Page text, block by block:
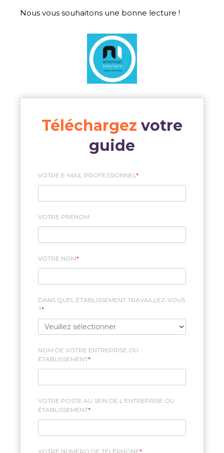
Nous vous souhaitons une bonne lecture !
Téléchargez votre
guide
VOTRE E-MAIL PROFESSIONNEL*
VOTRE PRÉNOM
VOTRE NOM*
DANS QUEL ÉTABLISSEMENT TRAVAILLEZ-VOUS
?*
NOM DE VOTRE ENTREPRISE OU
ÉTABLISSEMENT*
VOTRE POSTE AU SEIN DE L'ENTREPRISE OU
ÉTABLISSEMENT*
VOTRE NUMÉRO DE TÉLÉPHONE*